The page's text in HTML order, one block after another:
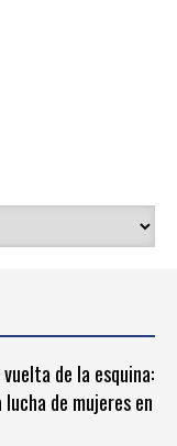
de la esquina:
de mujeres en